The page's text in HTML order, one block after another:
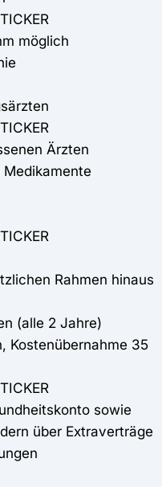
möglich
Ärzten
Rahmen hinaus
(alle 2 Jahre)
Kostenübernahme 35
sowie
über Extraverträge